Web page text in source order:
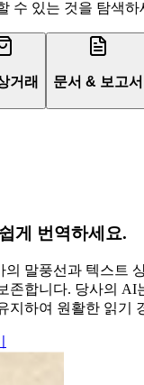
수 있는 것을 탐색하
거래 문서 & 보고서
게 번역하세요.
의 말풍선과 텍스트
존합니다. 당사의 AI
지하여 원활한 읽기